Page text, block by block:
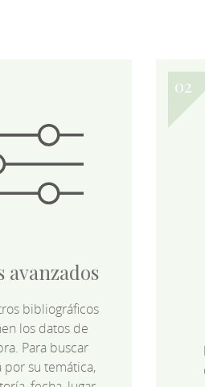
avanzados
bibliográficos
los datos de
Para buscar
por su temática,